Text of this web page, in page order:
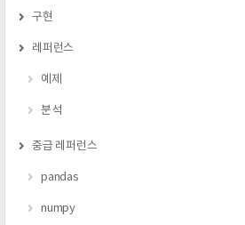
구현
레퍼런스
예제
분석
중급 레퍼런스
pandas
numpy